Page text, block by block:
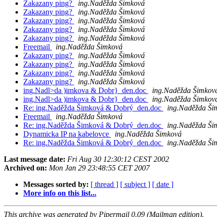
Zakazany ping?
ing.Naděžda Šimková
Zakazany ping?
ing.Naděžda Šimková
Zakazany ping?
ing.Naděžda Šimková
Zakazany ping?
ing.Naděžda Šimková
Zakazany ping?
ing.Naděžda Šimková
Freemail
ing.Naděžda Šimková
Zakazany ping?
ing.Naděžda Šimková
Zakazany ping?
ing.Naděžda Šimková
Zakazany ping?
ing.Naděžda Šimková
Zakazany ping?
ing.Naděžda Šimková
ing.Nadl>da )imkova & Dobr}_den.doc
ing.Naděžda
ing.Nadl>da )imkova & Dobr}_den.doc
ing.Naděžda
Re: ing.Naděžda Šimková & Dobrý_den.doc
ing.Naděžda
Freemail
ing.Naděžda Šimková
Re: ing.Naděžda Šimková & Dobrý_den.doc
ing.Naděžda
Dynamicka IP na kabelovce
ing.Naděžda Šimková
Re: ing.Naděžda Šimková & Dobrý_den.doc
ing.Naděžda
Last message date: Fri Aug 30 12:30:12 CEST 2002
Archived on: Mon Jan 29 23:48:55 CET 2007
Messages sorted by: [ thread ] [ subject ] [ date ]
More info on this list...
This archive was generated by Pipermail 0.09 (Mailman edition).